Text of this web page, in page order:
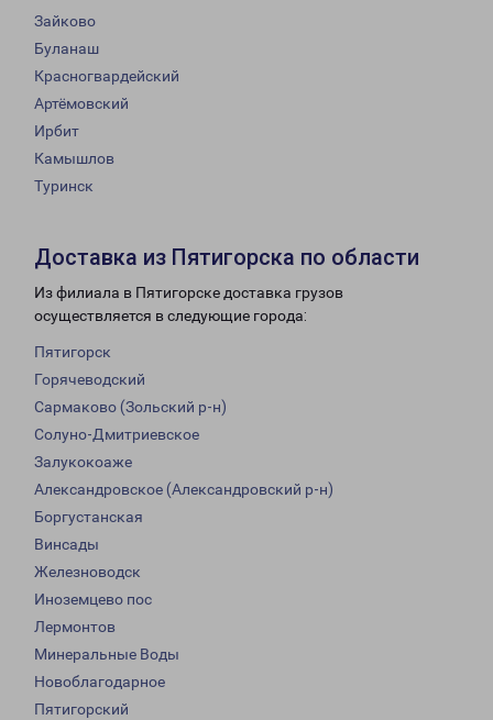
Зайково
Буланаш
Красногвардейский
Артёмовский
Ирбит
Камышлов
Туринск
Доставка из Пятигорска по области
Из филиала в Пятигорске доставка грузов
осуществляется в следующие города:
Пятигорск
Горячеводский
Сармаково (Зольский р-н)
Солуно-Дмитриевское
Залукокоаже
Александровское (Александровский р-н)
Боргустанская
Винсады
Железноводск
Иноземцево пос
Лермонтов
Минеральные Воды
Новоблагодарное
Пятигорский